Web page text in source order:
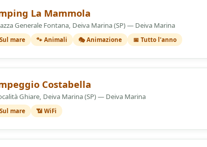
La Mammola
Generale Fontana, Deiva Marina (SP) — Deiva Marina
mare 🐾 Animali 🎭 Animazione 📅 Tutto l'anno
Costabella
Ghiare, Deiva Marina (SP) — Deiva Marina
mare 📶 WiFi